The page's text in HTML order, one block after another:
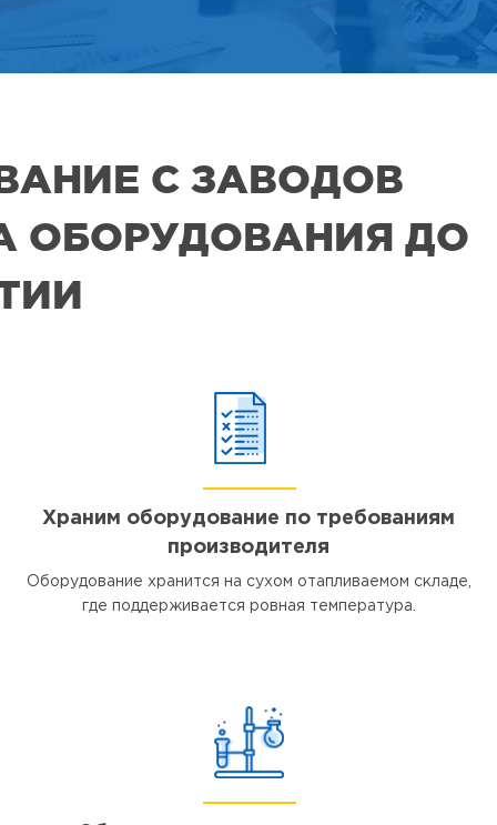
С ЗАВОДОВ
ОБОРУДОВАНИЯ ДО
Храним оборудование по требованиям
производителя
Оборудование хранится на сухом отапливаемом складе,
где поддерживается ровная температура.